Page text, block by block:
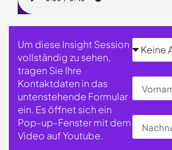
Um diese Insight Session
vollständig zu sehen,
tragen Sie Ihre
Kontaktdaten in das
untenstehende Formular
ein. Es öffnet sich ein
Pop-up-Fenster mit dem
Video auf Youtube.